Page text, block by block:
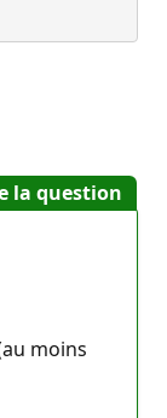
la question
moins